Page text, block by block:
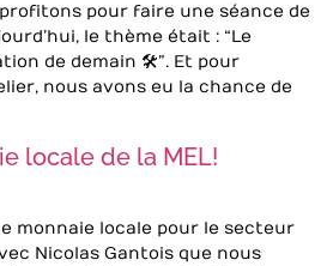
profitons pour faire une séance de
le thème était : “Le
de demain 🛠️”. Et pour
nous avons eu la chance de
locale de la MEL!
monnaie locale pour le secteur
Nicolas Gantois que nous